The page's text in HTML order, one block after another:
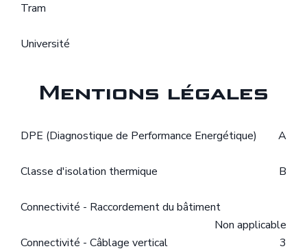
Tram
Université
Mentions légales
DPE (Diagnostique de Performance Energétique) A
Classe d'isolation thermique B
Connectivité - Raccordement du bâtiment
Non applicable
Connectivité - Câblage vertical
3